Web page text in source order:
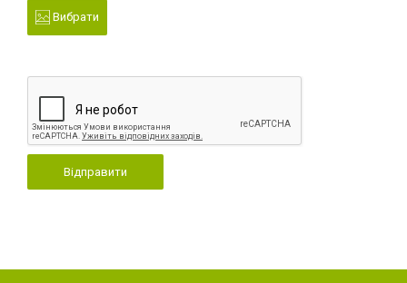
Вибрати
Відправити